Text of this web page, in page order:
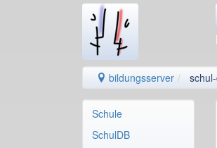
bildungsserver
Schule
SchulDB